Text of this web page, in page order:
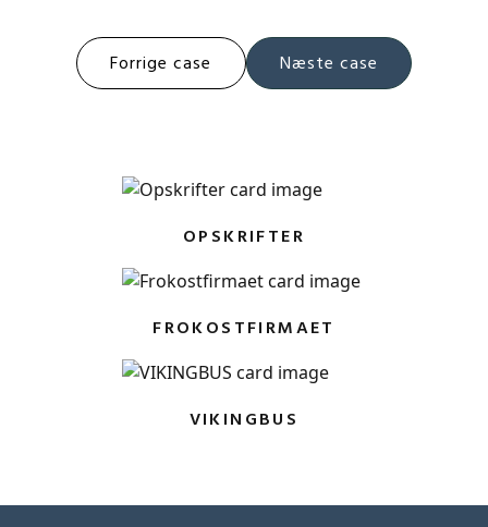
Post Forrige case Næste case
OPSKRIFTER
FROKOSTFIRMAET
VIKINGBUS